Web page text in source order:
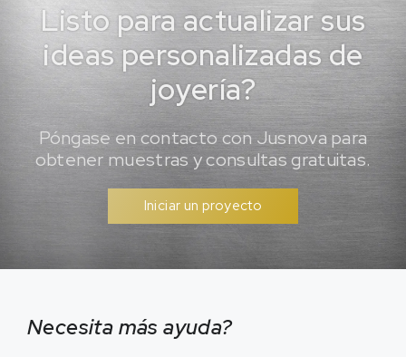
Listo para actualizar sus
ideas personalizadas de
joyería?
Póngase en contacto con Jusnova para
obtener muestras y consultas gratuitas.
Iniciar un proyecto
Necesita más ayuda?